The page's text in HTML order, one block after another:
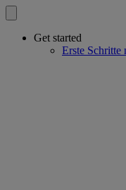
Get started
Erste Schritte